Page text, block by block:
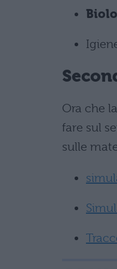
Ora che
fare sul
sulle